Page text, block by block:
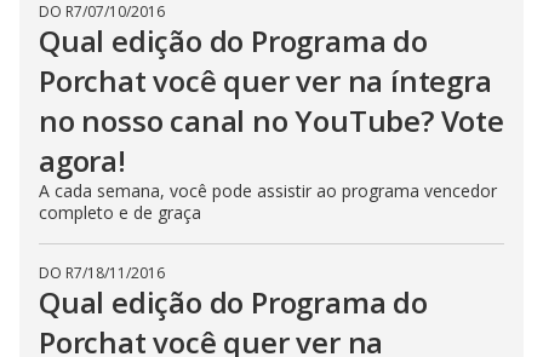
DO R7/07/10/2016
Qual edição do Programa do
Porchat você quer ver na íntegra
no nosso canal no YouTube? Vote
agora!
A cada semana, você pode assistir ao programa vencedor
completo e de graça
DO R7/18/11/2016
Qual edição do Programa do
Porchat você quer ver na